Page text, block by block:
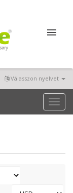
Válasszon nyelvet
Toggle